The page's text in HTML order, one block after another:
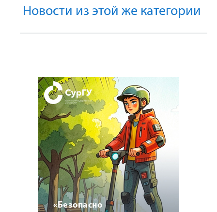
Новости из этой же категории
«Безопасно